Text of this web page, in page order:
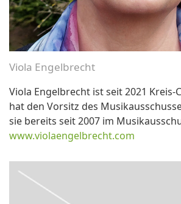
Viola Engelbrecht
Viola Engelbrecht ist seit 2021
hat den Vorsitz des
sie bereits seit 2007 im
www.violaengelbrecht.com